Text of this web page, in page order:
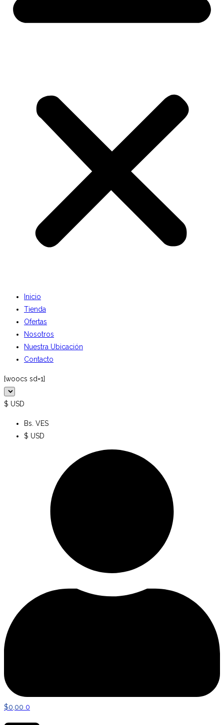
Inicio
Tienda
Ofertas
Nosotros
Nuestra Ubicación
Contacto
[woocs sd=1]
$ USD
Bs. VES
$ USD
$0,00 0